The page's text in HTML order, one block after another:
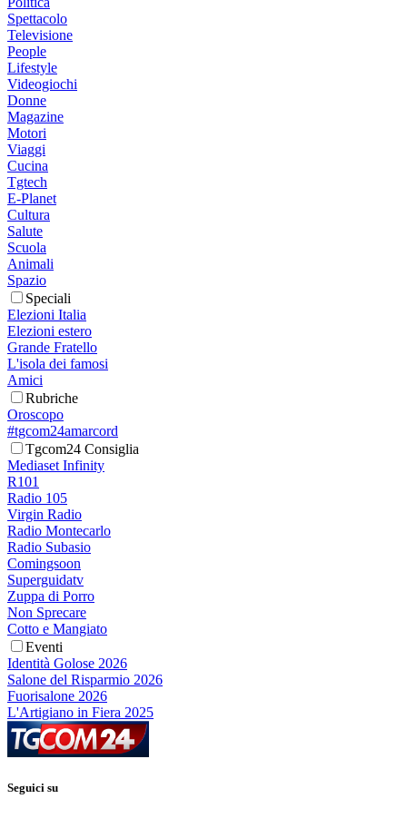
Spettacolo
Televisione
People
Lifestyle
Videogiochi
Donne
Magazine
Motori
Viaggi
Cucina
Tgtech
E-Planet
Cultura
Salute
Scuola
Animali
Spazio
Speciali
Elezioni Italia
Elezioni estero
Grande Fratello
L'isola dei famosi
Amici
Rubriche
Oroscopo
#tgcom24amarcord
Tgcom24 Consiglia
Mediaset Infinity
R101
Radio 105
Virgin Radio
Radio Montecarlo
Radio Subasio
Comingsoon
Superguidatv
Zuppa di Porro
Non Sprecare
Cotto e Mangiato
Eventi
Identità Golose 2026
Salone del Risparmio 2026
Fuorisalone 2026
L'Artigiano in Fiera 2025
Seguici su